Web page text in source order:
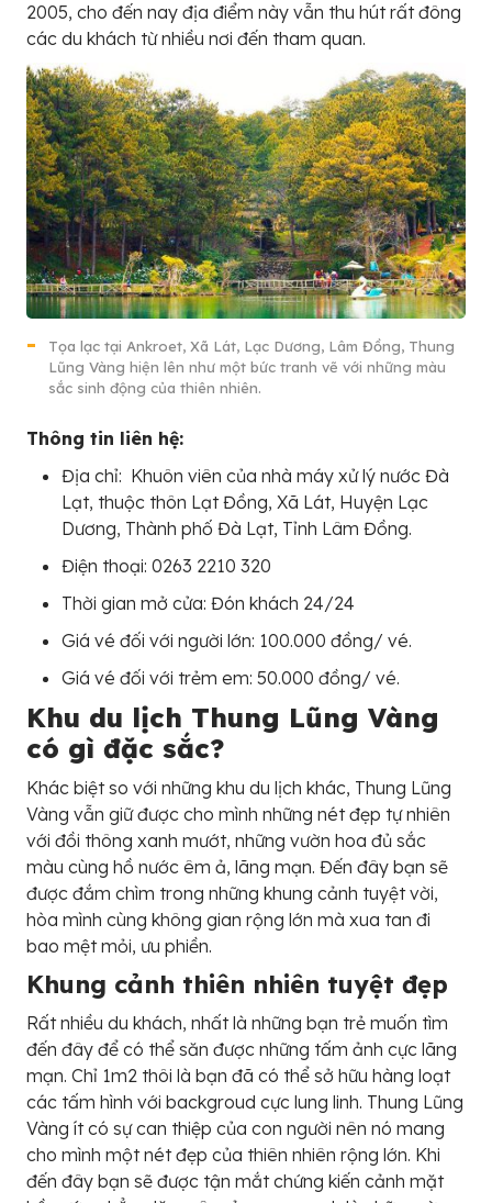
2005, cho đến nay địa điểm này vẫn thu hút rất đông
các du khách từ nhiều nơi đến tham quan.
Tọa lạc tại Ankroet, Xã Lát, Lạc Dương, Lâm Đồng, Thung
Lũng Vàng hiện lên như một bức tranh vẽ với những màu
sắc sinh động của thiên nhiên.
Thông tin liên hệ:
Địa chỉ: Khuôn viên của nhà máy xử lý nước Đà
Lạt, thuộc thôn Lạt Đồng, Xã Lát, Huyện Lạc
Dương, Thành phố Đà Lạt, Tỉnh Lâm Đồng.
Điện thoại: 0263 2210 320
Thời gian mở cửa: Đón khách 24/24
Giá vé đối với người lớn: 100.000 đồng/ vé.
Giá vé đối với trẻm em: 50.000 đồng/ vé.
Khu du lịch Thung Lũng Vàng
có gì đặc sắc?
Khác biệt so với những khu du lịch khác, Thung Lũng
Vàng vẫn giữ được cho mình những nét đẹp tự nhiên
với đồi thông xanh mướt, những vườn hoa đủ sắc
màu cùng hồ nước êm ả, lãng mạn. Đến đây bạn sẽ
được đắm chìm trong những khung cảnh tuyệt vời,
hòa mình cùng không gian rộng lớn mà xua tan đi
bao mệt mỏi, ưu phiền.
Khung cảnh thiên nhiên tuyệt đẹp
Rất nhiều du khách, nhất là những bạn trẻ muốn tìm
đến đây để có thể săn được những tấm ảnh cực lãng
mạn. Chỉ 1m2 thôi là bạn đã có thể sở hữu hàng loạt
các tấm hình với backgroud cực lung linh. Thung Lũng
Vàng ít có sự can thiệp của con người nên nó mang
cho mình một nét đẹp của thiên nhiên rộng lớn. Khi
đến đây bạn sẽ được tận mắt chứng kiến cảnh mặt